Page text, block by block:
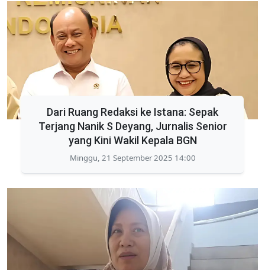
Dari Ruang Redaksi ke Istana: Sepak
Terjang Nanik S Deyang, Jurnalis Senior
yang Kini Wakil Kepala BGN
Minggu, 21 September 2025 14:00